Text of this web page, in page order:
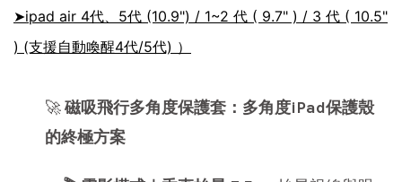
➤ipad air 4代、5代 (10.9") / 1~2 代 ( 9.7" ) / 3 代 ( 10.5"
) (支援自動喚醒4代/5代) ）
🚀磁吸飛行多角度保護套：多角度iPad保護殼
的終極方案